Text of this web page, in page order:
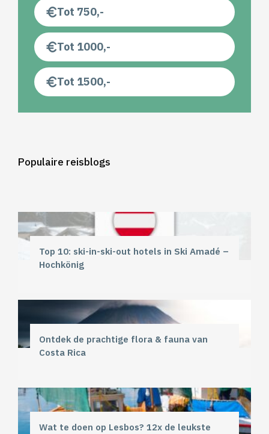
Tot 750,-
Tot 1000,-
Tot 1500,-
Populaire reisblogs
Top 10: ski-in-ski-out hotels in Ski Amadé –
Hochkönig
Ontdek de prachtige flora & fauna van
Costa Rica
Wat te doen op Lesbos? 12x de leukste